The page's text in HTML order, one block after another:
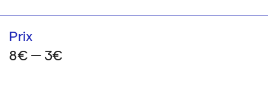
Prix
8€ — 3€